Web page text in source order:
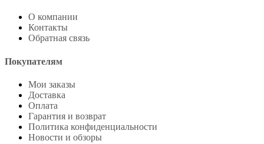
О компании
Контакты
Обратная связь
Покупателям
Мои заказы
Доставка
Оплата
Гарантия и возврат
Политика конфиденциальности
Новости и обзоры